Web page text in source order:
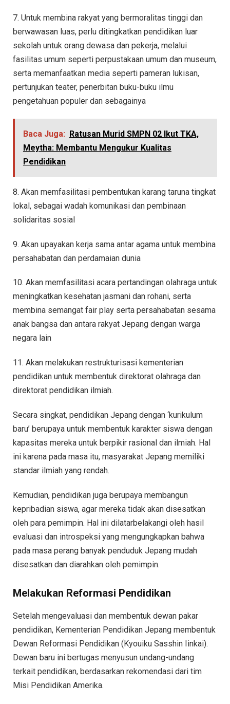
7. Untuk membina rakyat yang bermoralitas tinggi dan
berwawasan luas, perlu ditingkatkan pendidikan luar
sekolah untuk orang dewasa dan pekerja, melalui
fasilitas umum seperti perpustakaan umum dan museum,
serta memanfaatkan media seperti pameran lukisan,
pertunjukan teater, penerbitan buku-buku ilmu
pengetahuan populer dan sebagainya
Baca Juga: Ratusan Murid SMPN 02 Ikut TKA,
Meytha: Membantu Mengukur Kualitas
Pendidikan
8. Akan memfasilitasi pembentukan karang taruna tingkat
lokal, sebagai wadah komunikasi dan pembinaan
solidaritas sosial
9. Akan upayakan kerja sama antar agama untuk membina
persahabatan dan perdamaian dunia
10. Akan memfasilitasi acara pertandingan olahraga untuk
meningkatkan kesehatan jasmani dan rohani, serta
membina semangat fair play serta persahabatan sesama
anak bangsa dan antara rakyat Jepang dengan warga
negara lain
11. Akan melakukan restrukturisasi kementerian
pendidikan untuk membentuk direktorat olahraga dan
direktorat pendidikan ilmiah.
Secara singkat, pendidikan Jepang dengan ‘kurikulum
baru’ berupaya untuk membentuk karakter siswa dengan
kapasitas mereka untuk berpikir rasional dan ilmiah. Hal
ini karena pada masa itu, masyarakat Jepang memiliki
standar ilmiah yang rendah.
Kemudian, pendidikan juga berupaya membangun
kepribadian siswa, agar mereka tidak akan disesatkan
oleh para pemimpin. Hal ini dilatarbelakangi oleh hasil
evaluasi dan introspeksi yang mengungkapkan bahwa
pada masa perang banyak penduduk Jepang mudah
disesatkan dan diarahkan oleh pemimpin.
Melakukan Reformasi Pendidikan
Setelah mengevaluasi dan membentuk dewan pakar
pendidikan, Kementerian Pendidikan Jepang membentuk
Dewan Reformasi Pendidikan (Kyouiku Sasshin Iinkai).
Dewan baru ini bertugas menyusun undang-undang
terkait pendidikan, berdasarkan rekomendasi dari tim
Misi Pendidikan Amerika.